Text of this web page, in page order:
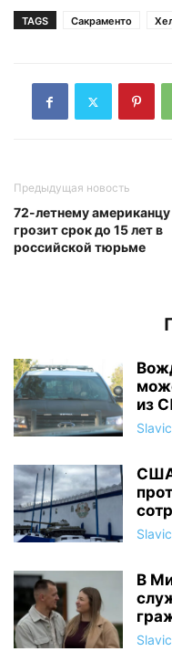
TAGS Сакраменто
Предыдущая новость
72-летнему американцу
грозит срок до 15 лет в
российской тюрьме
из
США
В